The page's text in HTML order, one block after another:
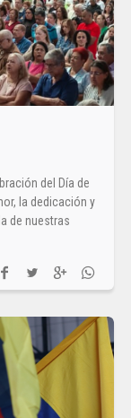
del Día de
la dedicación y
de nuestras